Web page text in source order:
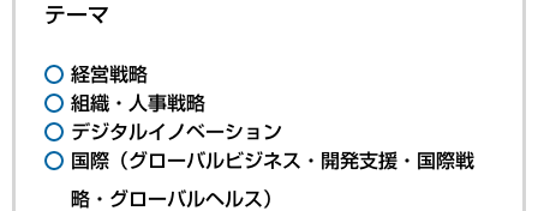
テーマ
経営戦略
組織・人事戦略
デジタルイノベーション
国際（グローバルビジネス・開発支援・国際戦
略・グローバルヘルス）